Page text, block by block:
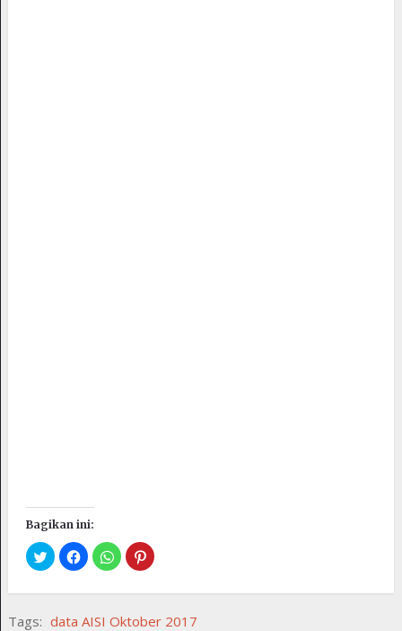
Bagikan ini:
Tags: data AISI Oktober 2017